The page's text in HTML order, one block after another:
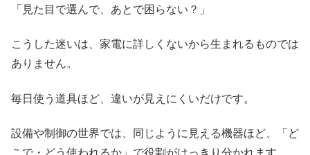
「見た目で選んで、あとで困らない？」
こうした迷いは、家電に詳しくないから生まれるものでは
ありません。
毎日使う道具ほど、違いが見えにくいだけです。
設備や制御の世界では、同じように見える機器ほど、「ど
こで・どう使われるか」で役割がはっきり分かれます。